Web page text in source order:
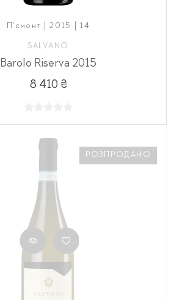
П'ємонт | 2015 | 14
SALVANO
Barolo Riserva 2015
8 410 ₴
РОЗПРОДАНО